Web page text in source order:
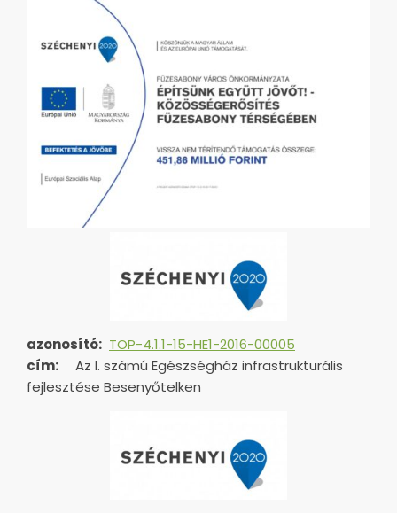
azonosító: TOP-4.1.1-15-HE1-2016-00005
cím:
Az I. számú Egészségház infrastrukturális
fejlesztése Besenyőtelken